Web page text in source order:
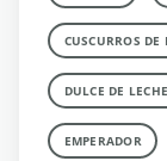
CUSCURROS DE
DULCE DE LECHE
EMPERADOR